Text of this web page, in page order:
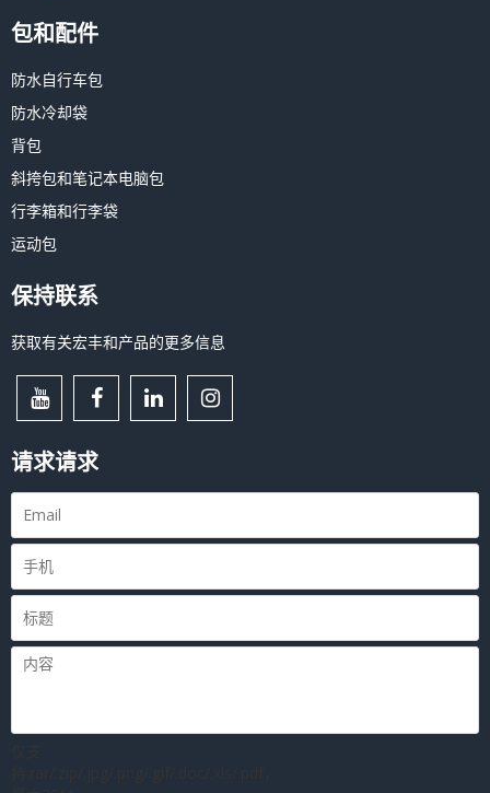
包和配件
防水自行车包
防水冷却袋
背包
斜挎包和笔记本电脑包
行李箱和行李袋
运动包
保持联系
获取有关宏丰和产品的更多信息
请求请求